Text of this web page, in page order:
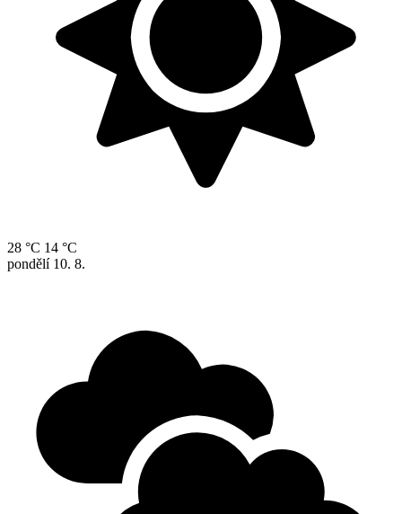
28 °C 14 °C
pondělí 10. 8.